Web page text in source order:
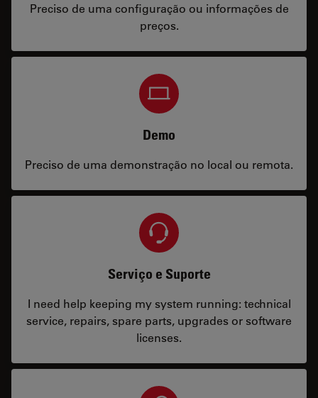
Preciso de uma configuração ou informações de
preços.
Demo
Preciso de uma demonstração no local ou remota.
Serviço e Suporte
I need help keeping my system running: technical
service, repairs, spare parts, upgrades or software
licenses.